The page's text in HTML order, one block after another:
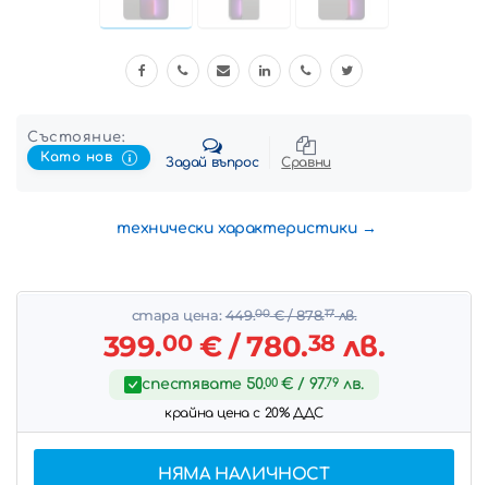
Състояние:
Като нов
Задай въпрос Сравни
технически характеристики
стара цена:449.00€/ 878.17лв.
399.00€/ 780.38 лв.
спестявате 50.00€ / 97.79 лв.
крайна цена с 20% ДДС
НЯМА НАЛИЧНОСТ